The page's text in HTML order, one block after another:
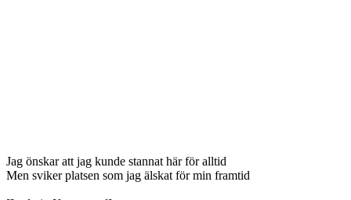
Jag önskar att jag kunde stannat här för alltid
Men sviker platsen som jag älskat för min framtid